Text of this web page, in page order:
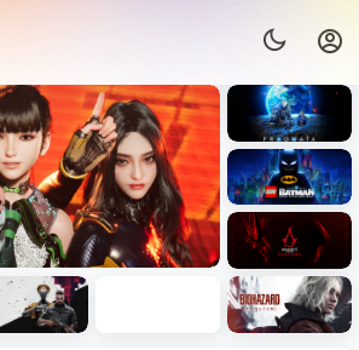
《识质存
在/PRAG
MATA》
免安装中
文版
《乐高蝙
蝠侠：黑
暗骑士之